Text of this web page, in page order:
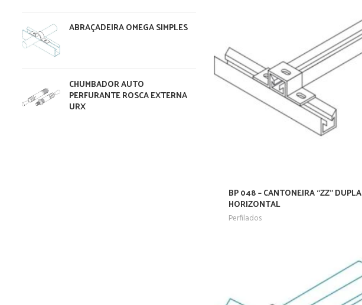
ABRAÇADEIRA OMEGA SIMPLES
CHUMBADOR AUTO
PERFURANTE ROSCA EXTERNA
URX
BP 048 – CANTONEIRA “ZZ” DUPLA
HORIZONTAL
Perfilados